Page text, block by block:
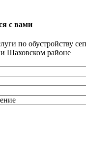
с вами
по обустройству
Шаховском районе